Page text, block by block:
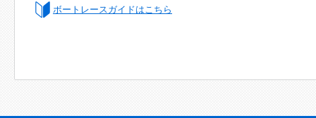
ボートレースガイドはこちら